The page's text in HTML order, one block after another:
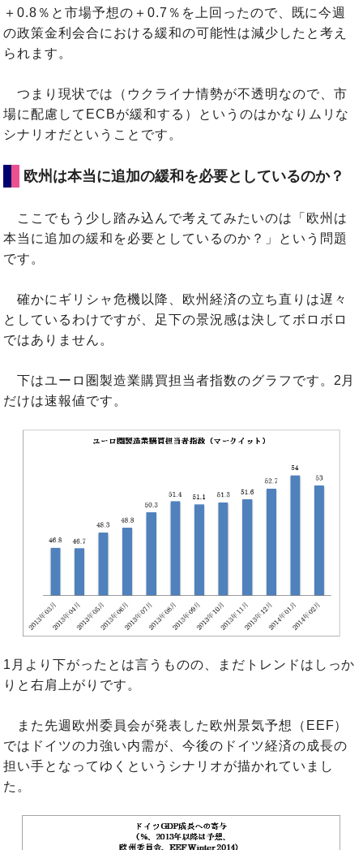
＋0.8％と市場予想の＋0.7％を上回ったので、既に今週
の政策金利会合における緩和の可能性は減少したと考え
られます。
つまり現状では（ウクライナ情勢が不透明なので、市
場に配慮してECBが緩和する）というのはかなりムリな
シナリオだということです。
欧州は本当に追加の緩和を必要としているのか？
ここでもう少し踏み込んで考えてみたいのは「欧州は
本当に追加の緩和を必要としているのか？」という問題
です。
確かにギリシャ危機以降、欧州経済の立ち直りは遅々
としているわけですが、足下の景況感は決してボロボロ
ではありません。
下はユーロ圏製造業購買担当者指数のグラフです。2月
だけは速報値です。
1月より下がったとは言うものの、まだトレンドはしっか
りと右肩上がりです。
また先週欧州委員会が発表した欧州景気予想（EEF）
ではドイツの力強い内需が、今後のドイツ経済の成長の
担い手となってゆくというシナリオが描かれていまし
た。